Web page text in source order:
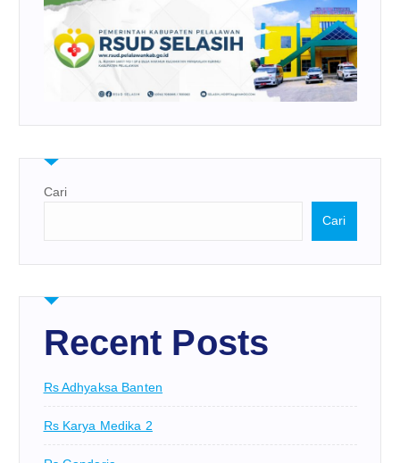
Cari
Cari
Recent Posts
Rs Adhyaksa Banten
Rs Karya Medika 2